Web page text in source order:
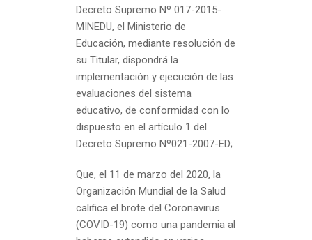
Decreto Supremo Nº 017-2015-
MINEDU, el Ministerio de
Educación, mediante resolución de
su Titular, dispondrá la
implementación y ejecución de las
evaluaciones del sistema
educativo, de conformidad con lo
dispuesto en el artículo 1 del
Decreto Supremo Nº021-2007-ED;
Que, el 11 de marzo del 2020, la
Organización Mundial de la Salud
califica el brote del Coronavirus
(COVID-19) como una pandemia al